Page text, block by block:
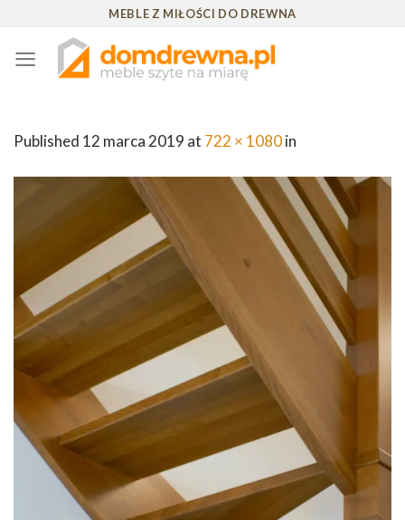
content
MEBLE Z MIŁOŚCI DO DREWNA
Published 12 marca 2019 at 722 × 1080in